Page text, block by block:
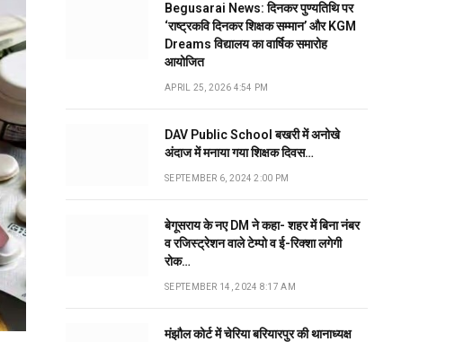
Begusarai News: दिनकर पुण्यतिथि पर
‘राष्ट्रकवि दिनकर शिक्षक सम्मान’ और KGM
Dreams विद्यालय का वार्षिक समारोह
आयोजित
APRIL 25, 2026 4:54 PM
DAV Public School बखरी में अनोखे
अंदाज में मनाया गया शिक्षक दिवस…
SEPTEMBER 6, 2024 2:00 PM
बेगूसराय के नए DM ने कहा- शहर में बिना नंबर
व रजिस्ट्रेशन वाले टेम्पो व ई-रिक्शा लगेगी
रोक…
SEPTEMBER 14, 2024 8:17 AM
मंझौल कोर्ट में चेरिया बरियारपुर की थानाध्यक्ष